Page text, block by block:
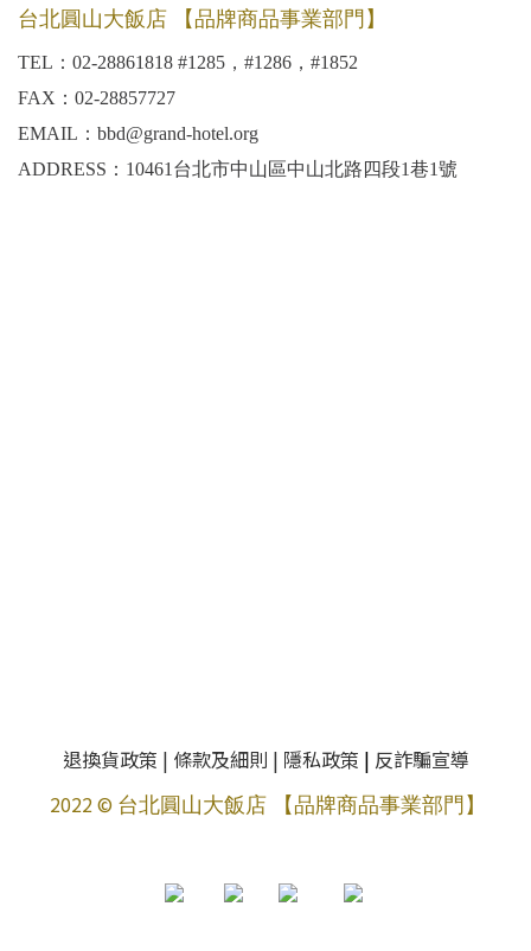
台北圓山大飯店 【品牌商品事業部門】
TEL：02-28861818 #1285，#1286，#1852
FAX：02-28857727
EMAIL：bbd@grand-hotel.org
ADDRESS：10461台北市中山區中山北路四段1巷1號
退換貨政策 | 條款及細則 | 隱私政策 | 反詐騙宣導
2022 © 台北圓山大飯店 【品牌商品事業部門】